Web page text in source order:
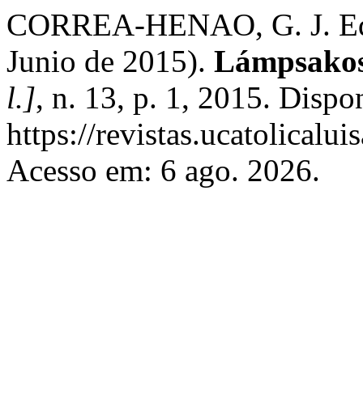
CORREA-HENAO, G. J.
Junio de 2015).
l.], n. 13, p. 1, 2015.
https://
Acesso em: 6 ago. 2026.